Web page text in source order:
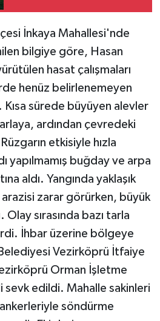
İnkaya Mahallesi'nde
bilgiye göre, Hasan
hasat çalışmaları
henüz belirlenemeyen
Kısa sürede büyüyen alevler
ardından çevredeki
etkisiyle hızla
yapılmamış buğday ve arpa
aldı. Yangında yaklaşık
zarar görürken, büyük
Olay sırasında bazı tarla
İhbar üzerine bölgeye
Vezirköprü İtfaiye
Orman İşletme
edildi. Mahalle sakinleri
söndürme